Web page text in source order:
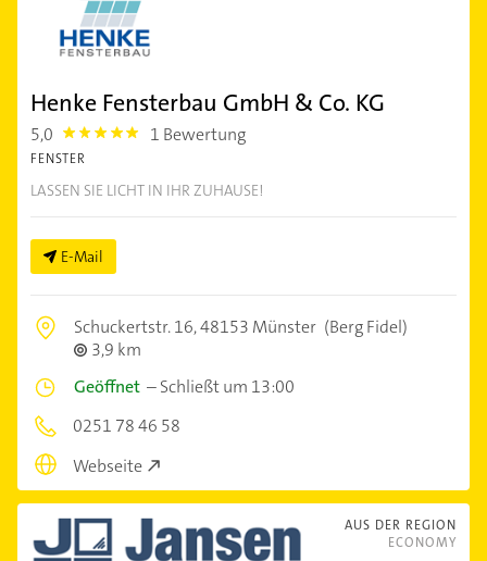
Henke Fensterbau GmbH & Co. KG
5,0 5.0 1 Bewertung
FENSTER
LASSEN SIE LICHT IN IHR ZUHAUSE!
E-Mail
Schuckertstr. 16,48153 Münster (Berg Fidel)
3,9 km
Geöffnet –Schließt um 13:00
0251 78 46 58
Webseite
AUS DER REGION
ECONOMY